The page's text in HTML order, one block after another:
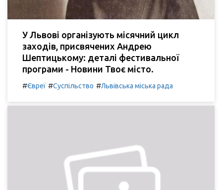
У Львові організують місячний цикл
заходів, присвячених Андрею
Шептицькому: деталі фестивальної
програми - Новини Твоє місто.
#Євреї #Суспільство #Львівська міська рада